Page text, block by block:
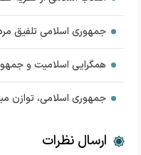
جمهوری اسلامی تلفیق
همگرایی اسلامیت و
جمهوری اسلامی، توازن
ارسال نظرات